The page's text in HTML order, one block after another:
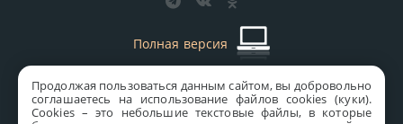
Продолжая пользоваться данным сайтом, вы добровольно
соглашаетесь на использование файлов cookies (куки).
Сookies – это небольшие текстовые файлы, в которые
Полная версия
старая версия сайтаMICS